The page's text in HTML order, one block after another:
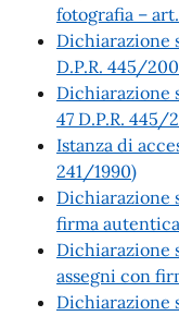
fotografia –
Dichiarazione
D.P.R. 445/
Dichiarazione
47 D.P.R. 445/
Istanza di
241/1990)
Dichiarazione
firma
Dichiarazione
assegni con
Dichiarazione